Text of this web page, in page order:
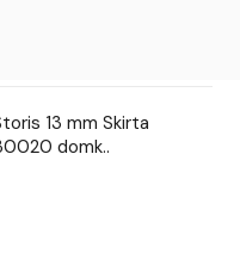
13 mm Skirta
domk..